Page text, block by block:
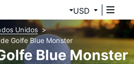
USD
Unidos
Golfe Blue Monster
Blue Monster